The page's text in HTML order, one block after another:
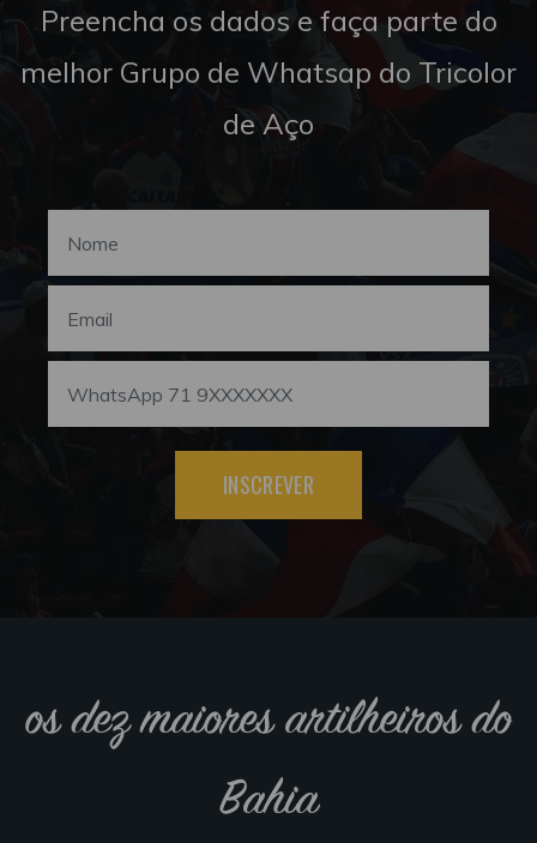
Preencha os dados e faça parte do
melhor Grupo de Whatsap do Tricolor
de Aço
INSCREVER
os dez maiores artilheiros do
Bahia